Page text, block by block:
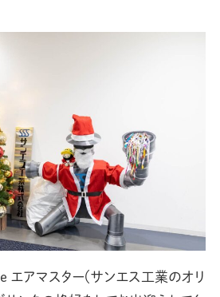
エアマスター（サンエス工業のオリ